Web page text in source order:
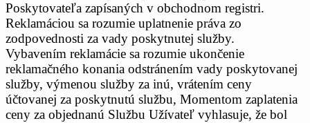
Poskytovateľa zapísaných v obchodnom registri.
Reklamáciou sa rozumie uplatnenie práva zo
zodpovednosti za vady poskytnutej služby.
Vybavením reklamácie sa rozumie ukončenie
reklamačného konania odstránením vady poskytovanej
služby, výmenou služby za inú, vrátením ceny
účtovanej za poskytnutú službu, Momentom zaplatenia
ceny za objednanú Službu Užívateľ vyhlasuje, že bol